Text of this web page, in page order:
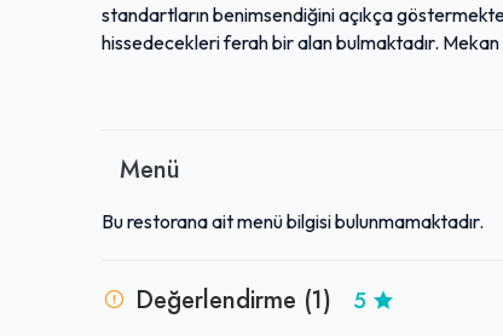
standartların benimsendiğini açıkça
hissedecekleri ferah bir alan bulmaktadır.
verdiği önemi ve profesyonel yaklaşımını
Menü
Bu restorana ait menü bilgisi bulunmamaktadır.
Değerlendirme (1) 5